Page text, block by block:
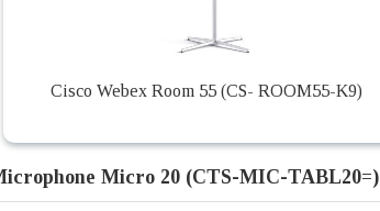
Cisco Webex Room 55 (CS- ROOM55-K9)
Micro 20 (CTS-MIC-TABL20=)